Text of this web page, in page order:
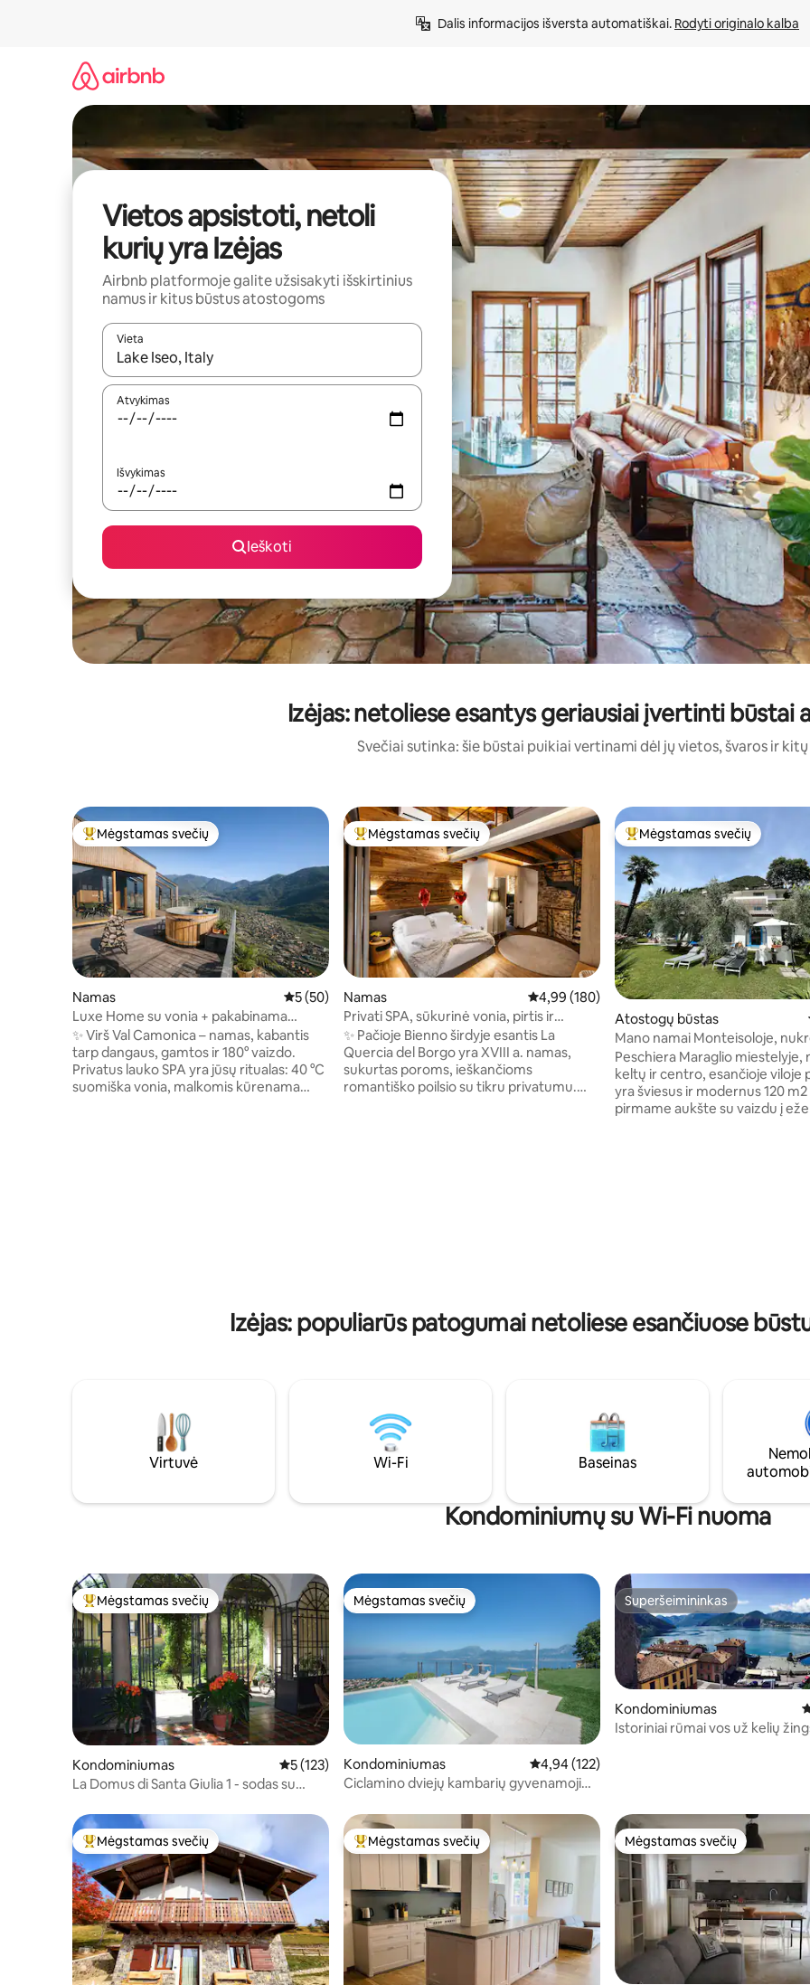
Dalis informacijos išversta automatiškai. Rodyti originalo kalba
Vietos apsistoti, netoli
kurių yra Izėjas
Airbnb platformoje galite užsisakyti išskirtinius
namus ir kitus būstus atostogoms
Vieta
Kai pasirodys paieškos rezultatai, juos naršyti galite naudodami rodykles aukštyn ir žemyn arba liesdami ir braukdami
Atvykimas
Išvykimas
Ieškoti
Izėjas: netoliese esantys geriausiai įvertinti būstai
Svečiai sutinka: šie būstai puikiai vertinami dėl jų vietos, švaros ir
Svečių mėgstamiausias
Mėgstamas svečių
Namas Vidutinis įvertinimas: 5 iš 5, atsiliepimų: 50
5 (50)
Luxe Home su vonia + pakabinama
pirtimi kalnuose
✨ Virš Val Camonica – namas, kabantis
tarp dangaus, gamtos ir 180° vaizdo.
Privatus lauko SPA yra jūsų ritualas: 40 °C
suomiška vonia, malkomis kūrenama
Svečių mėgstamiausias
Mėgstamas svečių
Namas Vidutinis įvertinimas: 4,99 iš 5, atsiliepimų: 180
4,99 (180)
Privati SPA, sūkurinė vonia, pirtis ir
vaizdas į Alpes Luxury Home
✨ Pačioje Bienno širdyje esantis La
Quercia del Borgo yra XVIII a. namas,
sukurtas poroms, ieškančioms
romantiško poilsio su tikru privatumu.
Svečių mėgstamiausias
Mėgstamas svečių
Atostogų būstas
Mano namai Monteisoloje,
Peschiera M ežerą.
Peschiera Maraglio miestelyje,
keltų ir centro, esančioje viloje
yra šviesus ir modernus 120
pirmame aukšte su vaizdu į
Izėjas: populiarūs patogumai netoliese esančiuose
Virtuvė Wi-Fi Baseinas
Kondominiumų su Wi-Fi nuoma
Svečių mėgstamiausias
Mėgstamas svečių
Kondominiumas Vidutinis įvertinimas: 5 iš 5, atsiliepimų: 123
5 (123)
La Domus di Santa Giulia 1 - sodas su
Mėgstamas svečių
Mėgstamas svečių
Kondominiumas Vidutinis įvertinimas: 4,94 iš 5, atsiliepimų: 122
4,94 (122)
Ciclamino dviejų kambarių gyvenamoji
Superšeimininkas
Superšeimininkas
Kondominiumas
Istoriniai rūmai vos už kelių
Svečių mėgstamiausias
Mėgstamas svečių Svečių mėgstamiausias
Mėgstamas svečių Mėgstamas svečių
Mėgstamas svečių